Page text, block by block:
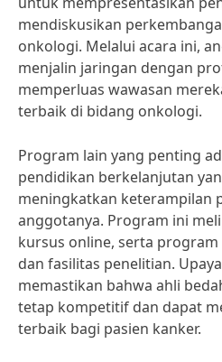
mendiskusikan
onkologi. Melalui acara ini,
menjalin jaringan dengan
memperluas wawasan
terbaik di bidang onkologi.
Program lain yang penting
pendidikan berkelanjutan
meningkatkan keterampilan
anggotanya. Program ini
kursus online, serta
dan fasilitas penelitian.
memastikan bahwa ahli
tetap kompetitif dan dapat
terbaik bagi pasien kanker.